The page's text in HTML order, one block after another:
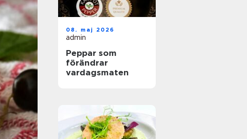
08. maj 2026
admin
Peppar som
förändrar
vardagsmaten